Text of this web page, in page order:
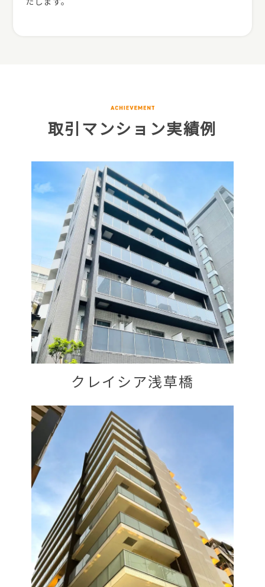
取引マンション実績例
クレイシア浅草橋